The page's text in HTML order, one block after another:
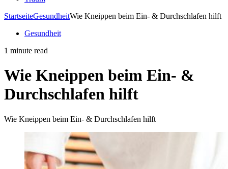
StartseiteGesundheitWie Kneippen beim Ein- & Durchschlafen hilft
Gesundheit
1 minute read
Wie Kneippen beim Ein- &
Durchschlafen hilft
Wie Kneippen beim Ein- & Durchschlafen hilft